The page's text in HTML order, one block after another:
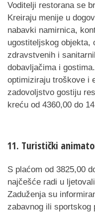
Voditelji restorana se
Kreiraju menije u
nabavki namirnica,
ugostiteljskog objekta,
zdravstvenih i
dobavljačima i
optimiziraju troškove i
zadovoljstvo gostiju
kreću od 4360,00 do
11. Turistički
S plaćom od 3825,00
najčešće radi u
Zaduženja su
zabavnog ili sportskog